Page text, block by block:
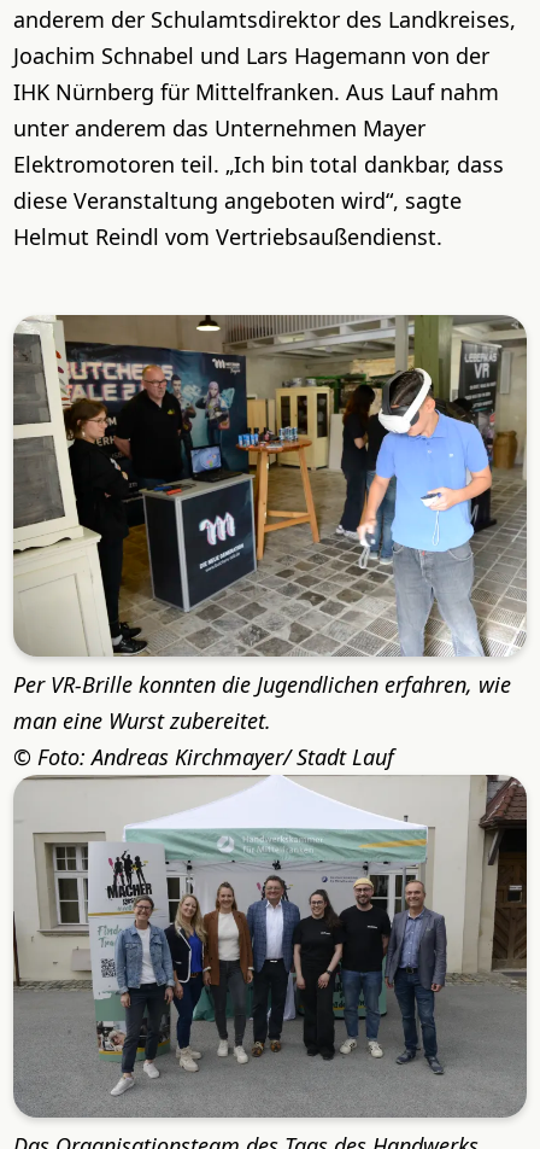
anderem der Schulamtsdirektor des Landkreises,
Joachim Schnabel und Lars Hagemann von der
IHK Nürnberg für Mittelfranken. Aus Lauf nahm
unter anderem das Unternehmen Mayer
Elektromotoren teil. „Ich bin total dankbar, dass
diese Veranstaltung angeboten wird“, sagte
Helmut Reindl vom Vertriebsaußendienst.
Per VR-Brille konnten die Jugendlichen erfahren, wie
man eine Wurst zubereitet.
Foto: Andreas Kirchmayer/ Stadt Lauf